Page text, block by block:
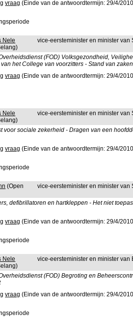
vraag (Einde van de antwoordtermijn: 29/4/
Nele
vice-eersteminister en minister
(FOD) Volksgezondheid,
het College van voorzitters - Stand van zaken
vraag (Einde van de antwoordtermijn: 29/4/
Nele
vice-eersteminister en minister
voor sociale zekerheid - Dragen van een
vraag (Einde van de antwoordtermijn: 29/4/
(Open
vice-eersteminister en minister
defibrillatoren en hartkleppen - Het niet
vraag (Einde van de antwoordtermijn: 29/4/
Nele
vice-eersteminister en minister van
(FOD) Begroting en
vraag (Einde van de antwoordtermijn: 29/4/